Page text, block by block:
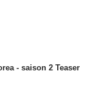
- saison 2 Teaser